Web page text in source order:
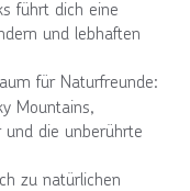
führt dich eine
und lebhaften
für Naturfreunde:
Mountains,
und die unberührte
zu natürlichen